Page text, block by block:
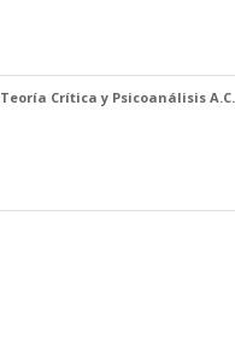
Teoría Crítica y Psicoanálisis A.C.